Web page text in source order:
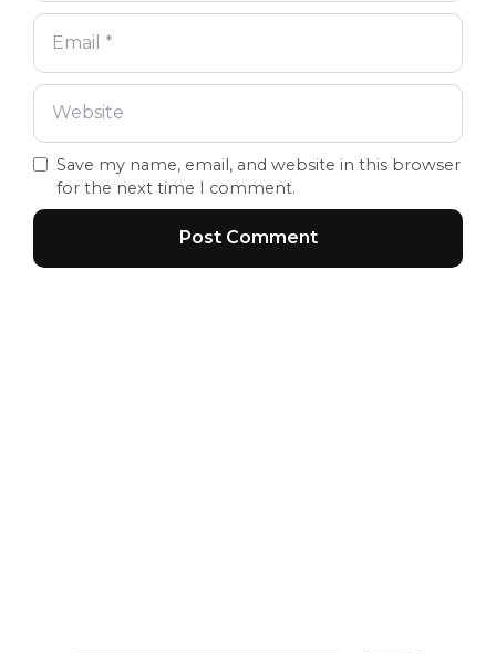
Save my name, email, and website in this browser
for the next time I comment.